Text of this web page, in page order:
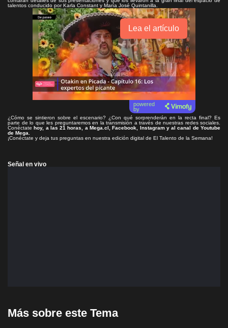
talentos conducido por Karla Constant y María José Quintanilla.
Lea el artículo
powered
by
¿Cómo se sintieron sobre el escenario? ¿Con qué sorprenderán en la recta final? Es
parte de lo que les preguntaremos en la transmisión a través de nuestras redes sociales.
Conéctatehoy, a las 21 horas, a Mega.cl, Facebook, Instagram y al canal de Youtube
de Mega.
¡Conéctate y deja tus preguntas en nuestra edición digital de El Talento de la Semana!
Señal en vivo
Más sobre este Tema